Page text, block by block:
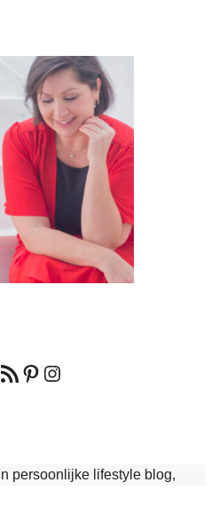
RSS feedPinterest
Instagram
persoonlijke lifestyle blog,